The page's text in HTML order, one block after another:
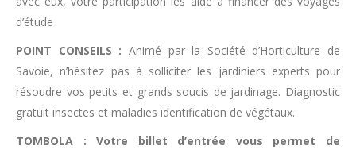
d’étude
POINT CONSEILS : Animé par la Société d’Horticulture de
Savoie, n’hésitez pas à solliciter les jardiniers experts pour
résoudre vos petits et grands soucis de jardinage. Diagnostic
gratuit insectes et maladies identification de végétaux.
TOMBOLA : Votre billet d’entrée vous permet de